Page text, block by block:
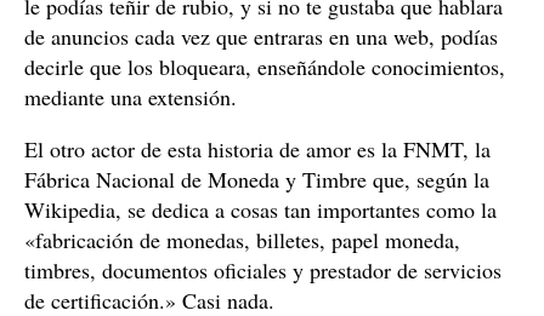
le podías teñir de rubio, y si no te gustaba que hablara
de anuncios cada vez que entraras en una web, podías
decirle que los bloqueara, enseñándole conocimientos,
mediante una extensión.
El otro actor de esta historia de amor es la FNMT, la
Fábrica Nacional de Moneda y Timbre que, según la
Wikipedia, se dedica a cosas tan importantes como la
«fabricación de monedas, billetes, papel moneda,
timbres, documentos oficiales y prestador de servicios
de certificación.» Casi nada.